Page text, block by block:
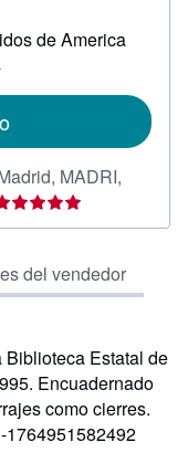
de America
MADRI,
del vendedor
Estatal de
Encuadernado
como cierres.
1764951582492